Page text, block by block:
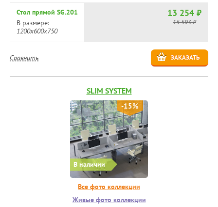
Стол прямой SG.201
В размере:
1200х600х750
13 254 ₽
15 593 ₽
ЗАКАЗАТЬ
Сравнить
SLIM SYSTEM
В наличии
-15%
Все фото коллекции
Живые фото коллекции